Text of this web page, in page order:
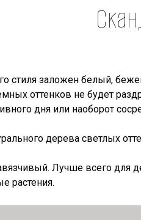
стиля заложен белый,
оттенков не будет
дня или наоборот
дерева светлых
Лучше всего для
растения.